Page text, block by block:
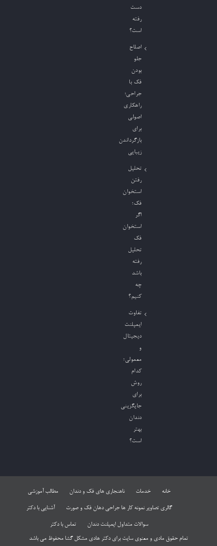
دست
رفته
است؟
اصلاح
جلو
بودن
فک با
جراحی؛
راهکاری
اصولی
برای
بازگرداندن
زیبایی
تحلیل
رفتن
استخوان
فک؛
اگر
استخوان
فک
تحلیل
رفته
باشد
چه
کنیم؟
تفاوت
ایمپلنت
دیجیتال
و
معمولی؛
کدام
روش
برای
جایگزینی
دندان
بهتر
است؟
خانه خدمات ناهنجاری های فک و دندان مطالب آموزشی
گالری تصاویر نمونه کار ها جراحی دهان فک و صورت آشنایی با دکتر
سوالات متداول ایمپلنت دندان تماس با دکتر
تمام حقوق مادی و معنوی سایت برای دکتر هادی مشکل گشا محفوظ می باشد